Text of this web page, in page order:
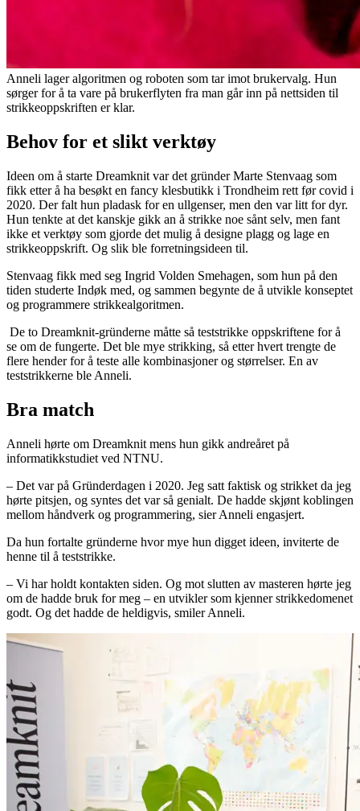
Anneli lager algoritmen og roboten som tar imot brukervalg. Hun
sørger for å ta vare på brukerflyten fra man går inn på nettsiden til
strikkeoppskriften er klar.
Behov for et slikt verktøy
Ideen om å starte Dreamknit var det gründer Marte Stenvaag som
fikk etter å ha besøkt en fancy klesbutikk i Trondheim rett før covid i
2020. Der falt hun pladask for en ullgenser, men den var litt for dyr.
Hun tenkte at det kanskje gikk an å strikke noe sånt selv, men fant
ikke et verktøy som gjorde det mulig å designe plagg og lage en
strikkeoppskrift. Og slik ble forretningsideen til.
Stenvaag fikk med seg Ingrid Volden Smehagen, som hun på den
tiden studerte Indøk med, og sammen begynte de å utvikle konseptet
og programmere strikkealgoritmen.
De to Dreamknit-gründerne måtte så teststrikke oppskriftene for å
se om de fungerte. Det ble mye strikking, så etter hvert trengte de
flere hender for å teste alle kombinasjoner og størrelser. En av
teststrikkerne ble Anneli.
Bra match
Anneli hørte om Dreamknit mens hun gikk andreåret på
informatikkstudiet ved NTNU.
– Det var på Gründerdagen i 2020. Jeg satt faktisk og strikket da jeg
hørte pitsjen, og syntes det var så genialt. De hadde skjønt koblingen
mellom håndverk og programmering, sier Anneli engasjert.
Da hun fortalte gründerne hvor mye hun digget ideen, inviterte de
henne til å teststrikke.
– Vi har holdt kontakten siden. Og mot slutten av masteren hørte jeg
om de hadde bruk for meg – en utvikler som kjenner strikkedomenet
godt. Og det hadde de heldigvis, smiler Anneli.